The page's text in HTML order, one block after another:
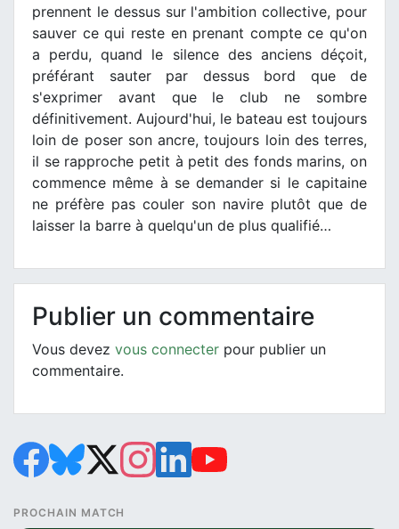
prennent le dessus sur l'ambition collective, pour
sauver ce qui reste en prenant compte ce qu'on
a perdu, quand le silence des anciens déçoit,
préférant sauter par dessus bord que de
s'exprimer avant que le club ne sombre
définitivement. Aujourd'hui, le bateau est toujours
loin de poser son ancre, toujours loin des terres,
il se rapproche petit à petit des fonds marins, on
commence même à se demander si le capitaine
ne préfère pas couler son navire plutôt que de
laisser la barre à quelqu'un de plus qualifié…
Publier un commentaire
Vous devez vous connecter pour publier un
commentaire.
PROCHAIN MATCH